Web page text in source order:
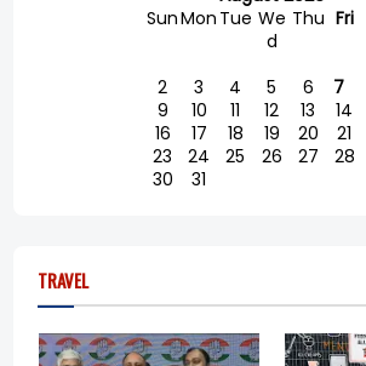
SunMon Tue We
d
Thu Fri
2
3 4 5 6 7
9
10 11 12 13 14
16
17 18 19 20 21
23
24 25 26 27 28
30
31
TRAVEL